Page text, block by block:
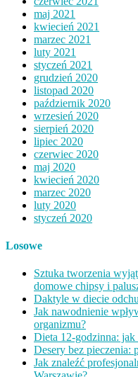
maj 2021
kwiecień 2021
marzec 2021
luty 2021
styczeń 2021
grudzień 2020
listopad 2020
październik 2020
wrzesień 2020
sierpień 2020
lipiec 2020
czerwiec 2020
maj 2020
kwiecień 2020
marzec 2020
luty 2020
styczeń 2020
Losowe
Sztuka tworzenia
domowe chipsy i
Daktyle w diecie
Jak nawodnienie
organizmu?
Dieta 12-godzinna: jak
Desery bez pieczenia:
Jak znaleźć